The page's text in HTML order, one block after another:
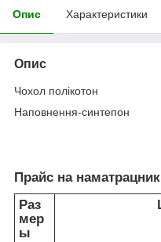
Опис Характеристики
Опис
Чохол полікотон
Наповнення-синтепон
Прайс на
Раз
мер
ы